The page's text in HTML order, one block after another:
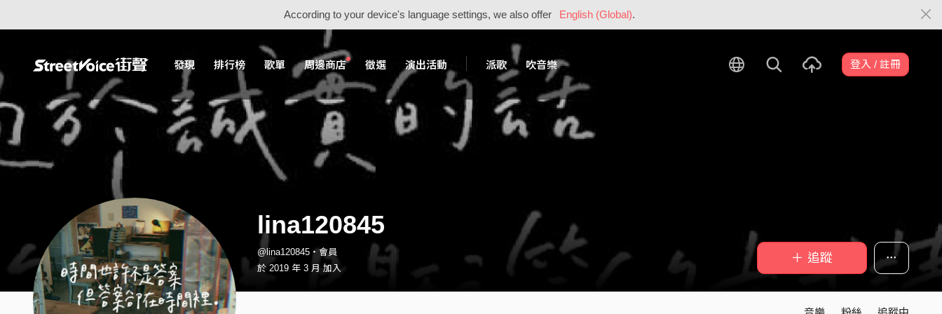
According to your device's language settings, we also offer English (Global).
發現 排行榜 歌單 周邊商店 徵選 演出活動 派歌 吹音樂 登入 / 註冊
lina120845
@lina120845・會員
於 2019 年 3 月 加入
＋ 追蹤